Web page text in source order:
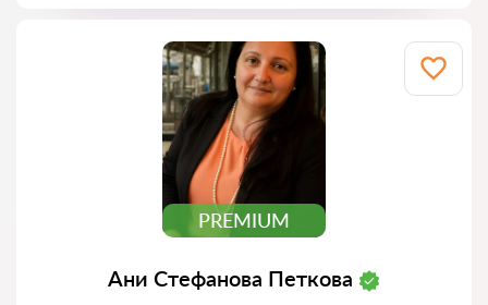
PREMIUM
Ани Стефанова Петкова